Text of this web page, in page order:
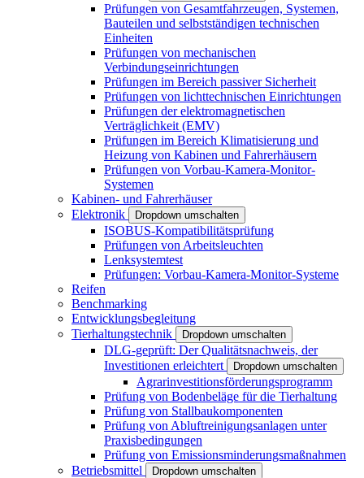
Prüfungen von Gesamtfahrzeugen, Systemen,
Bauteilen und selbstständigen technischen
Einheiten
Prüfungen von mechanischen
Verbindungseinrichtungen
Prüfungen im Bereich passiver Sicherheit
Prüfungen von lichttechnischen Einrichtungen
Prüfungen der elektromagnetischen
Verträglichkeit (EMV)
Prüfungen im Bereich Klimatisierung und
Heizung von Kabinen und Fahrerhäusern
Prüfungen von Vorbau-Kamera-Monitor-
Systemen
Kabinen- und Fahrerhäuser
Elektronik
Dropdown umschalten
ISOBUS-Kompatibilitätsprüfung
Prüfungen von Arbeitsleuchten
Lenksystemtest
Prüfungen: Vorbau-Kamera-Monitor-Systeme
Reifen
Benchmarking
Entwicklungsbegleitung
Tierhaltungstechnik
Dropdown umschalten
DLG-geprüft: Der Qualitätsnachweis, der
Investitionen erleichtert
Dropdown umschalten
Agrarinvestitionsförderungsprogramm
Prüfung von Bodenbeläge für die Tierhaltung
Prüfung von Stallbaukomponenten
Prüfung von Abluftreinigungsanlagen unter
Praxisbedingungen
Prüfung von Emissionsminderungsmaßnahmen
Betriebsmittel
Dropdown umschalten